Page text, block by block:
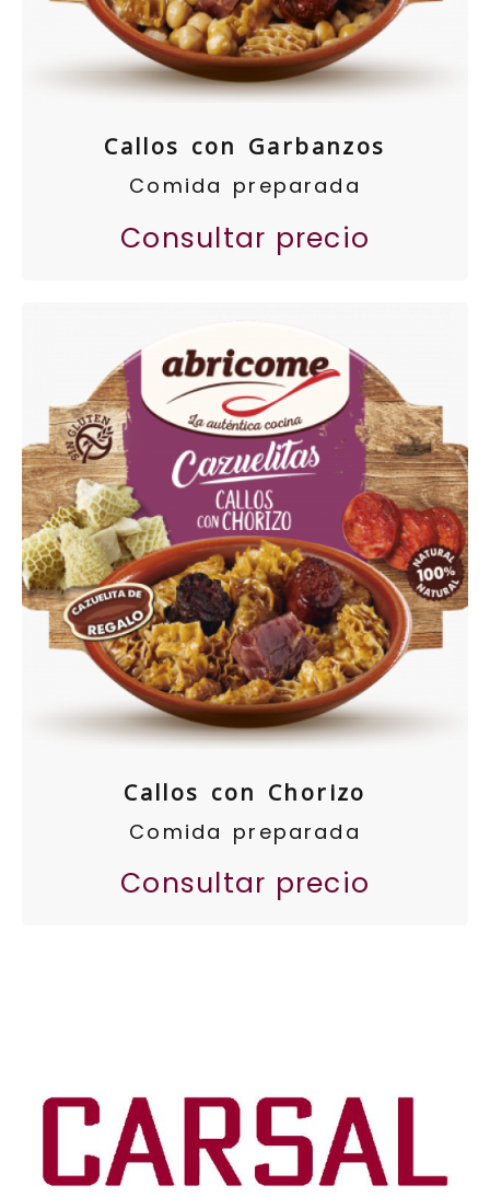
Callos con Garbanzos
Comida preparada
Consultar precio
Callos con Chorizo
Comida preparada
Consultar precio